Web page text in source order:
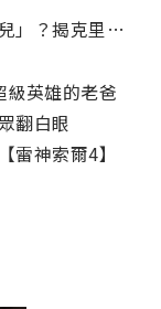
斯沃幕後秘辛！
級英雄的老爸
翻白眼
雷神索爾4】